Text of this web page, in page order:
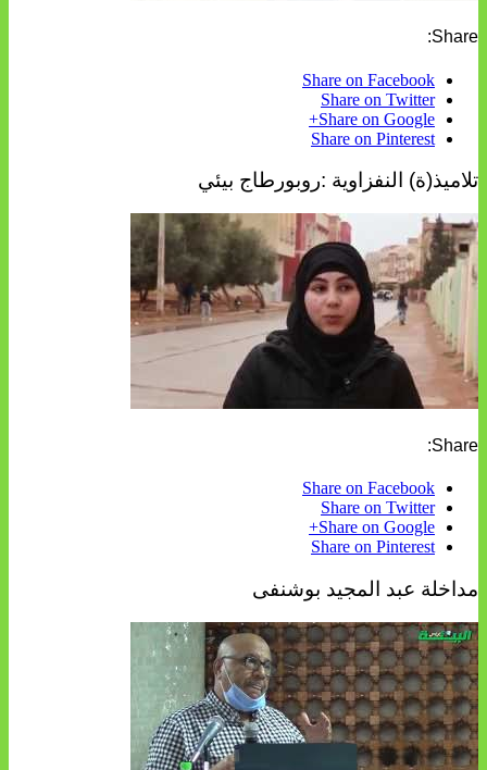
Share:
Share on Facebook
Share on Twitter
Share on Google+
Share on Pinterest
تلاميذ(ة) النفزاوية :روبورطاج بيئي
Share:
Share on Facebook
Share on Twitter
Share on Google+
Share on Pinterest
مداخلة عبد المجيد بوشنفى